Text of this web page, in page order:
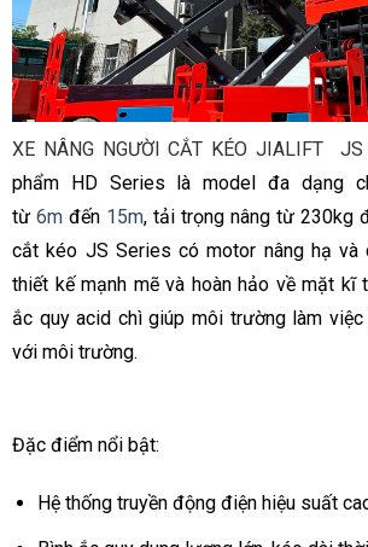
XE NÂNG NGƯỜI CẮT KÉO JIALIFT JS
phẩm HD Series là model đa dạng
từ 6m đến 15m, tải trọng nâng từ 230kg
cắt kéo JS Series có motor nâng hạ và
thiết kế mạnh mẽ và hoàn hảo về mặt kĩ
ắc quy acid chì giúp môi trường làm việc
với môi trường.
Đặc điểm nổi bật:
Hệ thống truyền động điện hiệu suất